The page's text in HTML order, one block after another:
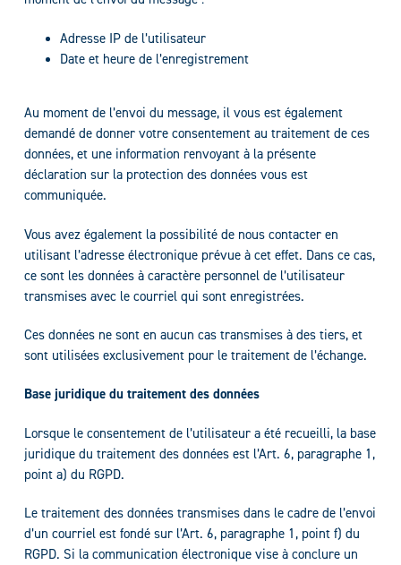
Adresse IP de l’utilisateur
Date et heure de l’enregistrement
Au moment de l’envoi du message, il vous est également
demandé de donner votre consentement au traitement de ces
données, et une information renvoyant à la présente
déclaration sur la protection des données vous est
communiquée.
Vous avez également la possibilité de nous contacter en
utilisant l’adresse électronique prévue à cet effet. Dans ce cas,
ce sont les données à caractère personnel de l’utilisateur
transmises avec le courriel qui sont enregistrées.
Ces données ne sont en aucun cas transmises à des tiers, et
sont utilisées exclusivement pour le traitement de l’échange.
Base juridique du traitement des données
Lorsque le consentement de l’utilisateur a été recueilli, la base
juridique du traitement des données est l’Art. 6, paragraphe 1,
point a) du RGPD.
Le traitement des données transmises dans le cadre de l’envoi
d’un courriel est fondé sur l’Art. 6, paragraphe 1, point f) du
RGPD. Si la communication électronique vise à conclure un